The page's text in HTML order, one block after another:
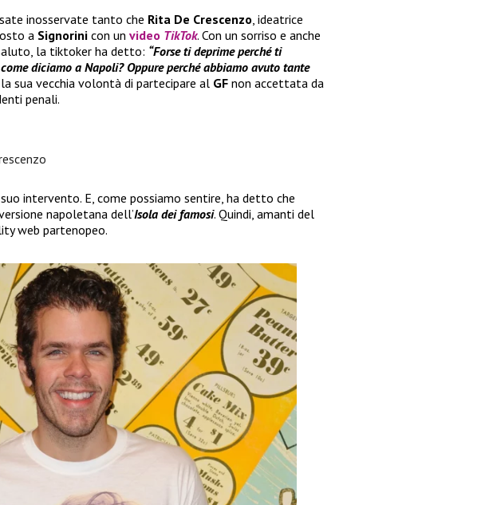
inosservate tanto che Rita De Crescenzo, ideatrice
a Signorini con un video TikTok. Con un sorriso e anche
la tiktoker ha detto: “Forse ti deprime perché ti
diciamo a Napoli? Oppure perché abbiamo avuto tante
sua vecchia volontà di partecipare al GF non accettata da
penali.
intervento. E, come possiamo sentire, ha detto che
napoletana dell’Isola dei famosi. Quindi, amanti del
web partenopeo.